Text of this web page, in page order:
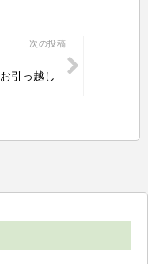
次の投稿
お引っ越し